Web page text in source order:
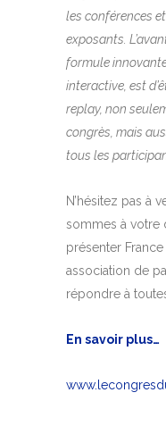
les conférences
exposants.
formule
interactive, est
replay, non
congrès, mais
tous les
N’hésitez pas à
sommes à votre
présenter
association de
répondre à
En savoir plus…